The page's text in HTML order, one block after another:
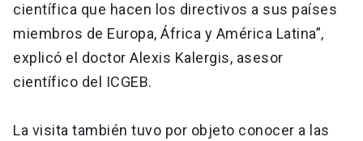
científica que hacen los directivos a sus países
miembros de Europa, África y América Latina”,
explicó el doctor Alexis Kalergis, asesor
científico del ICGEB.
La visita también tuvo por objeto conocer a las